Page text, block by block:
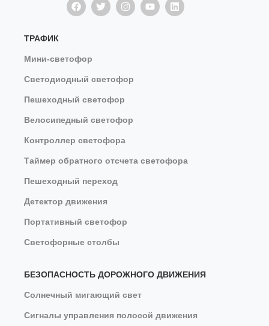
ТРАФИК
Мини-светофор
Светодиодный светофор
Пешеходный светофор
Велосипедный светофор
Контроллер светофора
Таймер обратного отсчета светофора
Пешеходный переход
Детектор движения
Портативный светофор
Светофорные столбы
БЕЗОПАСНОСТЬ ДОРОЖНОГО ДВИЖЕНИЯ
Солнечный мигающий свет
Сигналы управления полосой движения